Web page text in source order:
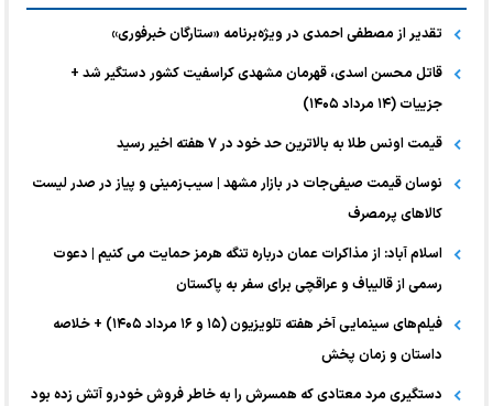
تقدیر از مصطفی احمدی در ویژه‌برنامه «ستارگان خبرفوری»
قاتل محسن اسدی، قهرمان مشهدی کراسفیت کشور دستگیر شد +
جزییات (۱۴ مرداد ۱۴۰۵)
قیمت اونس طلا به بالاترین حد خود در ۷ هفته اخیر رسید
نوسان قیمت صیفی‌جات در بازار مشهد | سیب‌زمینی و پیاز در صدر لیست
کالا‌های پرمصرف
اسلام آباد: از مذاکرات عمان درباره تنگه هرمز حمایت می کنیم | دعوت
رسمی از قالیباف و عراقچی برای سفر به پاکستان
فیلم‌های سینمایی آخر هفته تلویزیون (۱۵ و ۱۶ مرداد ۱۴۰۵) + خلاصه
داستان و زمان پخش
دستگیری مرد معتادی که همسرش را به خاطر فروش خودرو آتش زده بود